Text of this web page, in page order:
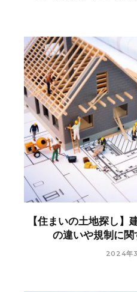
【住まいの土地探し】
の違いや規制に
2024年